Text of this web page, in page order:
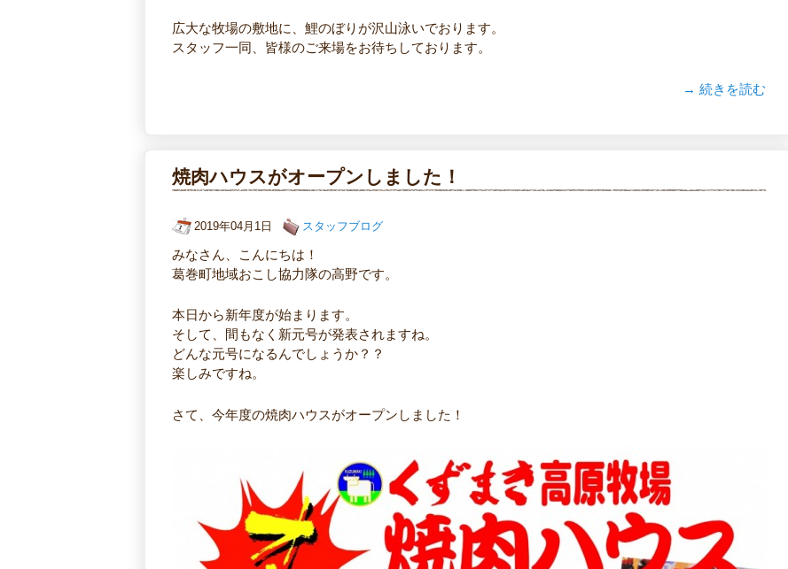
広大な牧場の敷地に、鯉のぼりが沢山泳いでおります。
スタッフ一同、皆様のご来場をお待ちしております。
→ 続きを読む
焼肉ハウスがオープンしました！
2019年04月1日 スタッフブログ
みなさん、こんにちは！
葛巻町地域おこし協力隊の高野です。
本日から新年度が始まります。
そして、間もなく新元号が発表されますね。
どんな元号になるんでしょうか？？
楽しみですね。
さて、今年度の焼肉ハウスがオープンしました！